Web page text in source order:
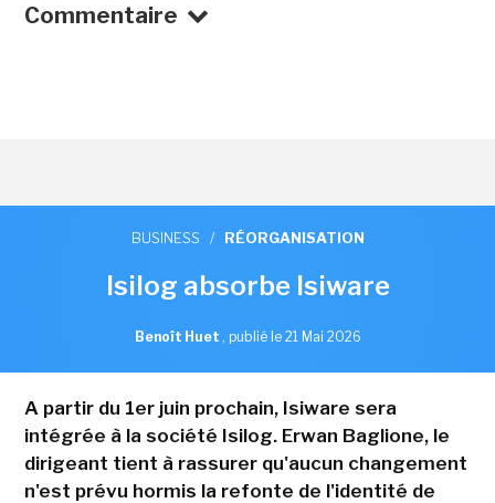
Commentaire
BUSINESS / RÉORGANISATION
Isilog absorbe Isiware
Benoît Huet , publié le 21 Mai 2026
A partir du 1er juin prochain, Isiware sera
intégrée à la société Isilog. Erwan Baglione, le
dirigeant tient à rassurer qu'aucun changement
n'est prévu hormis la refonte de l'identité de